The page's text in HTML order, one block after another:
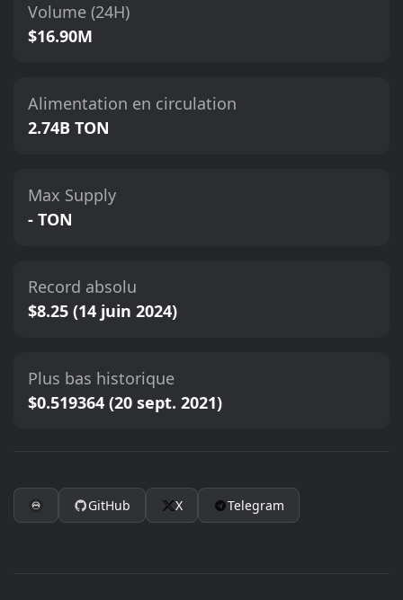
Volume (24H)
$16.90M
Alimentation en circulation
2.74B TON
Max Supply
- TON
Record absolu
$8.25 (14 juin 2024)
Plus bas historique
$0.519364 (20 sept. 2021)
GitHub X Telegram